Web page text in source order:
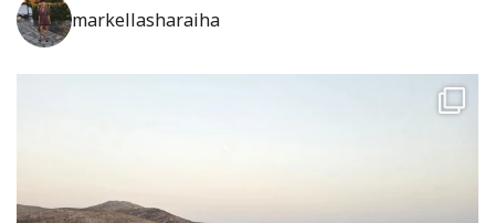
markellasharaiha